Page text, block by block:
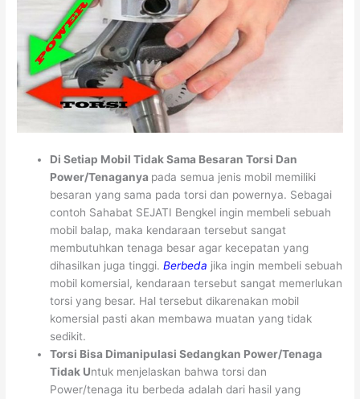
Di Setiap Mobil Tidak Sama Besaran Torsi Dan
Power/Tenaganya pada semua jenis mobil memiliki
besaran yang sama pada torsi dan powernya. Sebagai
contoh Sahabat SEJATI Bengkel ingin membeli sebuah
mobil balap, maka kendaraan tersebut sangat
membutuhkan tenaga besar agar kecepatan yang
dihasilkan juga tinggi.Berbeda jika ingin membeli sebuah
mobil komersial, kendaraan tersebut sangat memerlukan
torsi yang besar. Hal tersebut dikarenakan mobil
komersial pasti akan membawa muatan yang tidak
sedikit.
Torsi Bisa Dimanipulasi Sedangkan Power/Tenaga
Tidak Untuk menjelaskan bahwa torsi dan
Power/tenaga itu berbeda adalah dari hasil yang